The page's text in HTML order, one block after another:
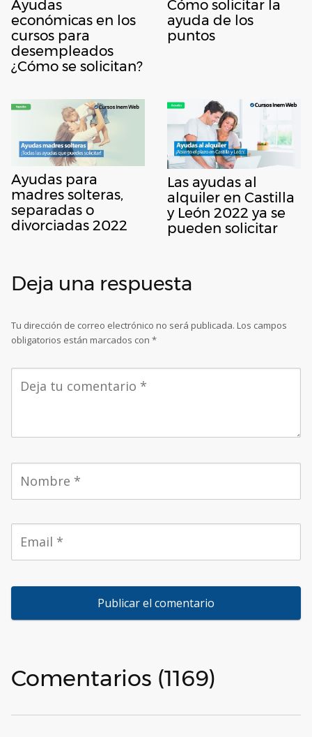
Ayudas
económicas en los
cursos para
desempleados
¿Cómo se solicitan?
Cómo solicitar la
ayuda de los
puntos
Ayudas para
madres solteras,
separadas o
divorciadas 2022
Las ayudas al
alquiler en Castilla
y León 2022 ya se
pueden solicitar
Deja una respuesta
Tu dirección de correo electrónico no será publicada. Los campos
obligatorios están marcados con *
Comentarios (1169)